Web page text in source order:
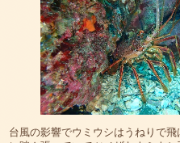
台風の影響でウミウシはうねりで